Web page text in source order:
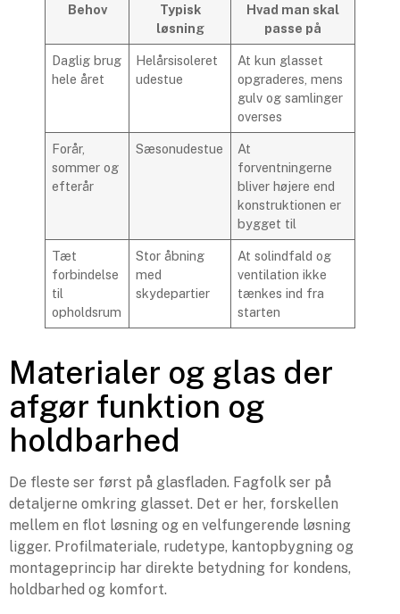
Behov
Typisk
løsning
Hvad man skal
passe på
Daglig brug
hele året
Helårsisoleret
udestue
At kun glasset
opgraderes, mens
gulv og samlinger
overses
Forår,
sommer og
efterår
Sæsonudestue
At
forventningerne
bliver højere end
konstruktionen er
bygget til
Tæt
forbindelse
til
opholdsrum
Stor åbning
med
skydepartier
At solindfald og
ventilation ikke
tænkes ind fra
starten
Materialer og glas der
afgør funktion og
holdbarhed
De fleste ser først på glasfladen. Fagfolk ser på
detaljerne omkring glasset. Det er her, forskellen
mellem en flot løsning og en velfungerende løsning
ligger. Profilmateriale, rudetype, kantopbygning og
montageprincip har direkte betydning for kondens,
holdbarhed og komfort.